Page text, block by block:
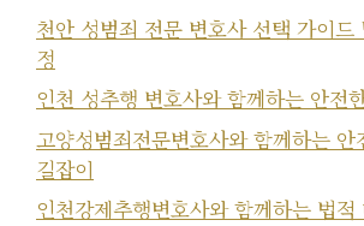
천안 성범죄 전문 변호사 선택 가이드
정
인천 성추행 변호사와 함께하는 안전
고양성범죄전문변호사와 함께하는
길잡이
인천강제추행변호사와 함께하는 법적